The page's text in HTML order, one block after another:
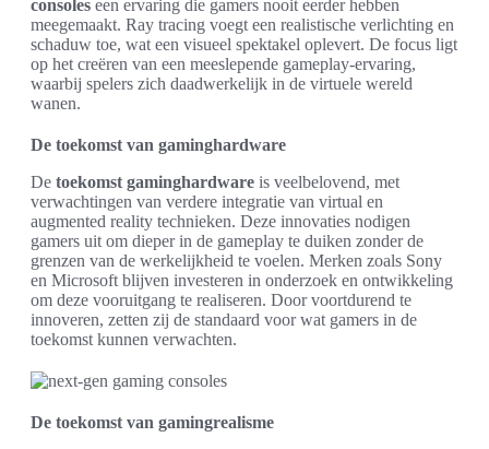
consoles een ervaring die gamers nooit eerder hebben
meegemaakt. Ray tracing voegt een realistische verlichting en
schaduw toe, wat een visueel spektakel oplevert. De focus ligt
op het creëren van een meeslepende gameplay-ervaring,
waarbij spelers zich daadwerkelijk in de virtuele wereld
wanen.
De toekomst van gaminghardware
De toekomst gaminghardware is veelbelovend, met
verwachtingen van verdere integratie van virtual en
augmented reality technieken. Deze innovaties nodigen
gamers uit om dieper in de gameplay te duiken zonder de
grenzen van de werkelijkheid te voelen. Merken zoals Sony
en Microsoft blijven investeren in onderzoek en ontwikkeling
om deze vooruitgang te realiseren. Door voortdurend te
innoveren, zetten zij de standaard voor wat gamers in de
toekomst kunnen verwachten.
De toekomst van gamingrealisme